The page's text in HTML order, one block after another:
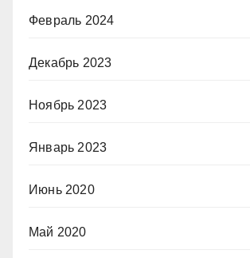
Февраль 2024
Декабрь 2023
Ноябрь 2023
Январь 2023
Июнь 2020
Май 2020